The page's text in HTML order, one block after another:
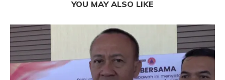
YOU MAY ALSO LIKE